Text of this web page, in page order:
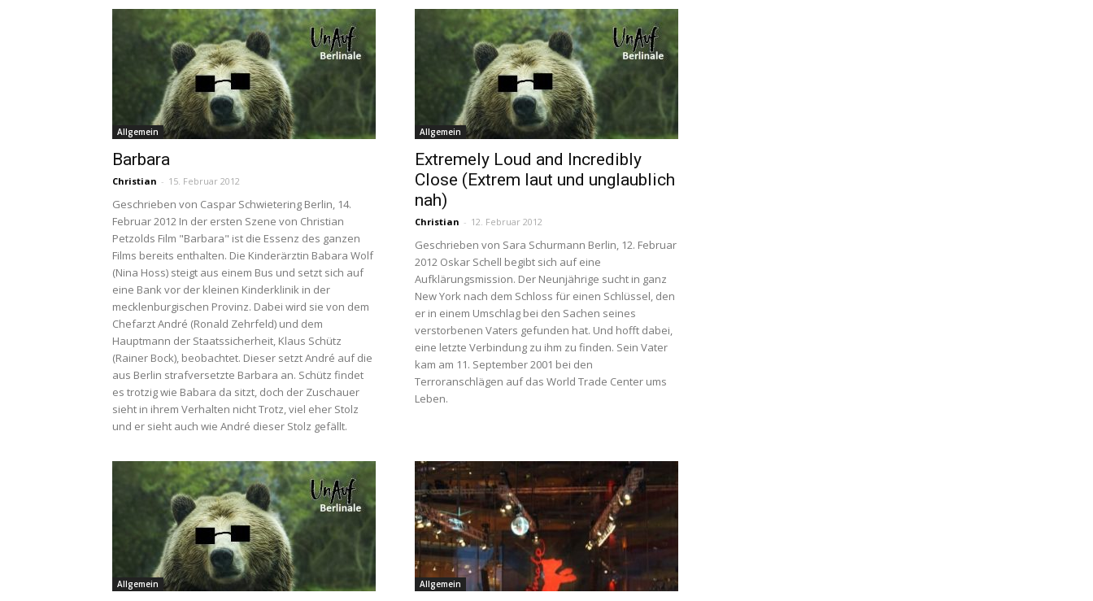
Allgemein
Barbara
Christian - 15. Februar 2012
Geschrieben von Caspar Schwietering Berlin, 14.
Februar 2012 In der ersten Szene von Christian
Petzolds Film "Barbara" ist die Essenz des ganzen
Films bereits enthalten. Die Kinderärztin Babara Wolf
(Nina Hoss) steigt aus einem Bus und setzt sich auf
eine Bank vor der kleinen Kinderklinik in der
mecklenburgischen Provinz. Dabei wird sie von dem
Chefarzt André (Ronald Zehrfeld) und dem
Hauptmann der Staatssicherheit, Klaus Schütz
(Rainer Bock), beobachtet. Dieser setzt André auf die
aus Berlin strafversetzte Barbara an. Schütz findet
es trotzig wie Babara da sitzt, doch der Zuschauer
sieht in ihrem Verhalten nicht Trotz, viel eher Stolz
und er sieht auch wie André dieser Stolz gefällt.
Allgemein
Extremely Loud and Incredibly
Close (Extrem laut und unglaublich
nah)
Christian - 12. Februar 2012
Geschrieben von Sara Schurmann Berlin, 12. Februar
2012 Oskar Schell begibt sich auf eine
Aufklärungsmission. Der Neunjährige sucht in ganz
New York nach dem Schloss für einen Schlüssel, den
er in einem Umschlag bei den Sachen seines
verstorbenen Vaters gefunden hat. Und hofft dabei,
eine letzte Verbindung zu ihm zu finden. Sein Vater
kam am 11. September 2001 bei den
Terroranschlägen auf das World Trade Center ums
Leben.
Allgemein Allgemein